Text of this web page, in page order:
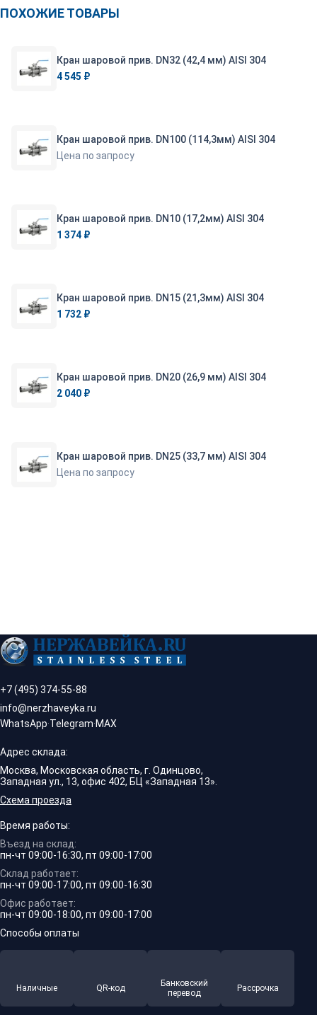
ПОХОЖИЕ ТОВАРЫ
Кран шаровой прив. DN32 (42,4 мм) AISI 304
4 545 ₽
Кран шаровой прив. DN100 (114,3мм) AISI 304
Цена по запросу
Кран шаровой прив. DN10 (17,2мм) AISI 304
1 374 ₽
Кран шаровой прив. DN15 (21,3мм) AISI 304
1 732 ₽
Кран шаровой прив. DN20 (26,9 мм) AISI 304
2 040 ₽
Кран шаровой прив. DN25 (33,7 мм) AISI 304
Цена по запросу
+7 (495) 374-55-88
info@nerzhaveyka.ru
WhatsApp·Telegram·MAX
Адрес склада:
Москва, Московская область, г. Одинцово,
Западная ул., 13, офис 402, БЦ «Западная 13».
Схема проезда
Время работы:
Въезд на склад:
пн-чт 09:00-16:30, пт 09:00-17:00
Склад работает:
пн-чт 09:00-17:00, пт 09:00-16:30
Офис работает:
пн-чт 09:00-18:00, пт 09:00-17:00
Способы оплаты
Наличные QR-код
Банковский
перевод
Рассрочка